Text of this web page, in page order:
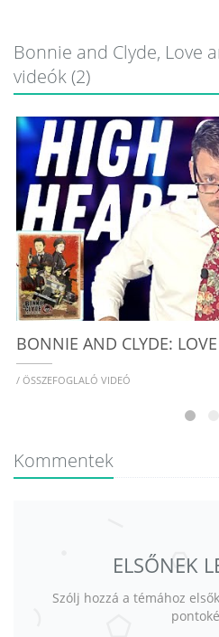
Bonnie and Clyde, Love
videók (2)
/ ÖSSZEFOGLALÓ VIDEÓ
Kommentek
ELSŐNEK
Szólj hozzá a témához